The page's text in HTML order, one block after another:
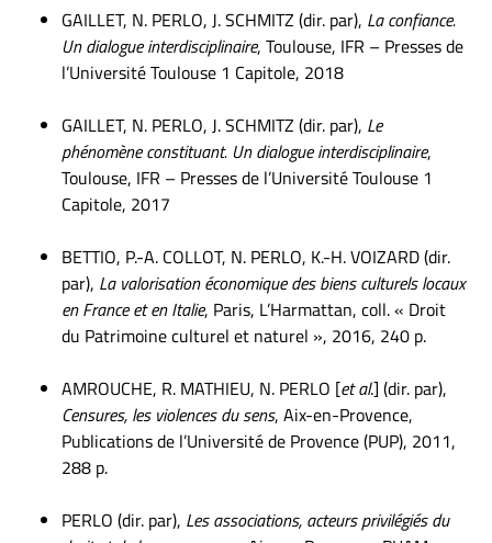
GAILLET, N. PERLO, J. SCHMITZ (dir. par), La confiance.
Un dialogue interdisciplinaire, Toulouse, IFR – Presses de
l’Université Toulouse 1 Capitole, 2018
GAILLET, N. PERLO, J. SCHMITZ (dir. par), Le
phénomène constituant. Un dialogue interdisciplinaire,
Toulouse, IFR – Presses de l’Université Toulouse 1
Capitole, 2017
BETTIO, P.-A. COLLOT, N. PERLO, K.-H. VOIZARD (dir.
par), La valorisation économique des biens culturels locaux
en France et en Italie, Paris, L’Harmattan, coll. « Droit
du Patrimoine culturel et naturel », 2016, 240 p.
AMROUCHE, R. MATHIEU, N. PERLO [et al.] (dir. par),
Censures, les violences du sens, Aix-en-Provence,
Publications de l’Université de Provence (PUP), 2011,
288 p.
PERLO (dir. par), Les associations, acteurs privilégiés du